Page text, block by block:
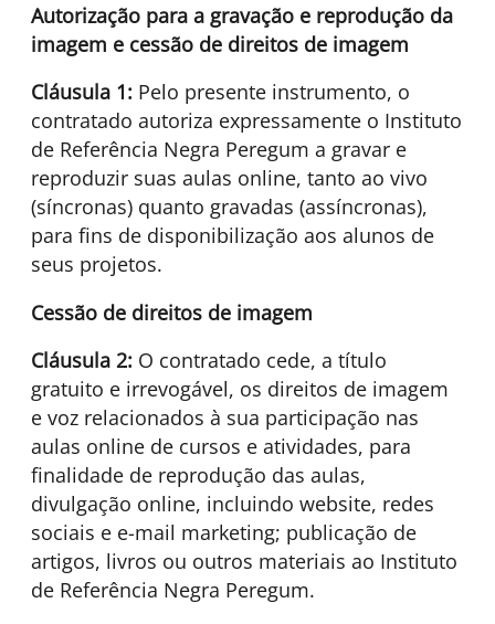
Autorização para a gravação e reprodução da
imagem e cessão de direitos de imagem
Cláusula 1: Pelo presente instrumento, o
contratado autoriza expressamente o Instituto
de Referência Negra Peregum a gravar e
reproduzir suas aulas online, tanto ao vivo
(síncronas) quanto gravadas (assíncronas),
para fins de disponibilização aos alunos de
seus projetos.
Cessão de direitos de imagem
Cláusula 2: O contratado cede, a título
gratuito e irrevogável, os direitos de imagem
e voz relacionados à sua participação nas
aulas online de cursos e atividades, para
finalidade de reprodução das aulas,
divulgação online, incluindo website, redes
sociais e e-mail marketing; publicação de
artigos, livros ou outros materiais ao Instituto
de Referência Negra Peregum.